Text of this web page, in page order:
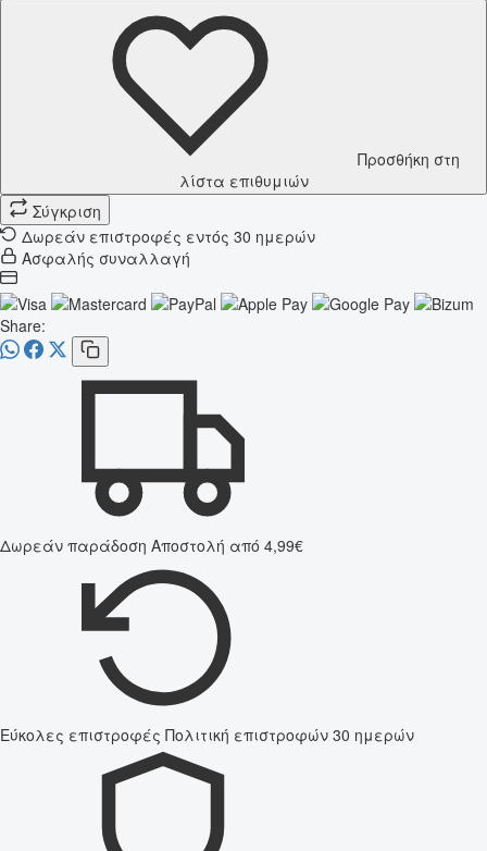
Προσθήκη στη
λίστα επιθυμιών
Σύγκριση
Δωρεάν επιστροφές εντός 30 ημερών
Ασφαλής συναλλαγή
Share:
Δωρεάν παράδοση Αποστολή από 4,99€
Εύκολες επιστροφές Πολιτική επιστροφών 30 ημερών